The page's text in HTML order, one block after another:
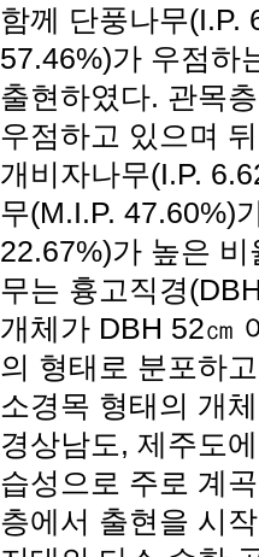
함께 단풍나무(I.P.
57.46%)가 우점하
출현하였다. 관목
우점하고 있으며
개비자나무(I.P.
무(M.I.P. 47.60%)
22.67%)가 높은
무는 흉고직경
개체가 DBH 52㎝
의 형태로 분포하
소경목 형태의 개
경상남도, 제주도
습성으로 주로 계
층에서 출현을 시